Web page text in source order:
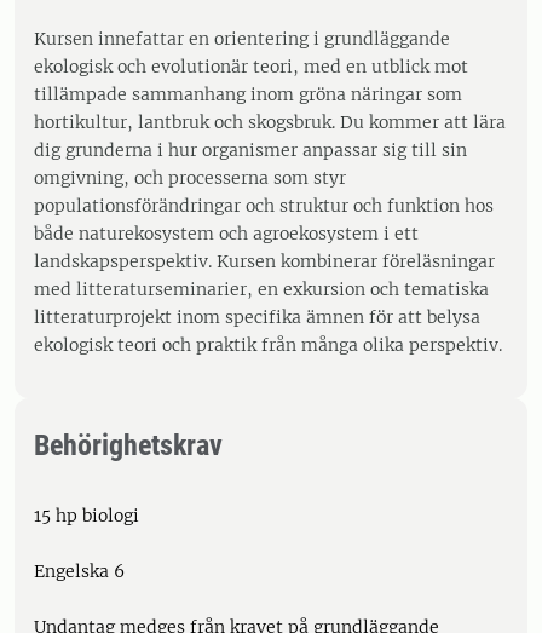
Kursen innefattar en orientering i grundläggande
ekologisk och evolutionär teori, med en utblick mot
tillämpade sammanhang inom gröna näringar som
hortikultur, lantbruk och skogsbruk. Du kommer att lära
dig grunderna i hur organismer anpassar sig till sin
omgivning, och processerna som styr
populationsförändringar och struktur och funktion hos
både naturekosystem och agroekosystem i ett
landskapsperspektiv. Kursen kombinerar föreläsningar
med litteraturseminarier, en exkursion och tematiska
litteraturprojekt inom specifika ämnen för att belysa
ekologisk teori och praktik från många olika perspektiv.
Behörighetskrav
15 hp biologi
Engelska 6
Undantag medges från kravet på grundläggande